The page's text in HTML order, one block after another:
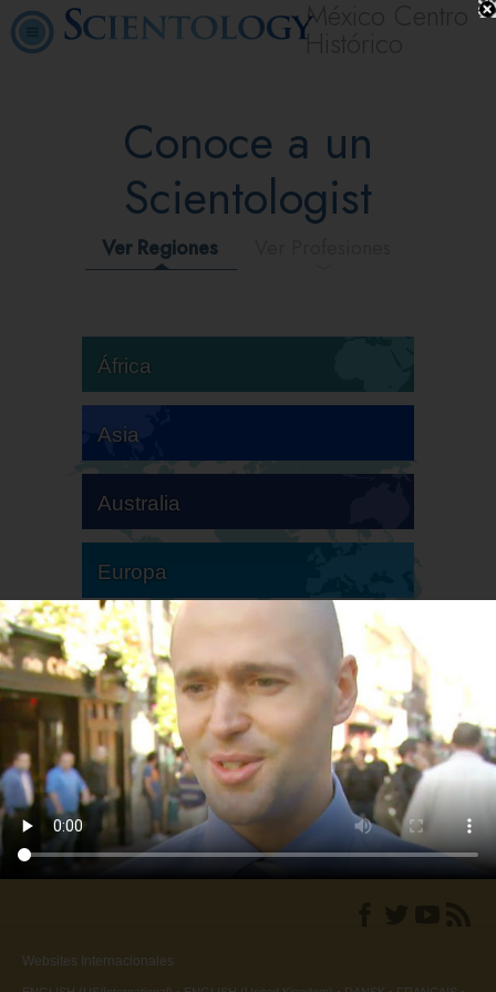
México Centro
Histórico
Conoce a un
Scientologist
Ver Regiones
África
Asia
Australia
Europa
Sudamérica
Norteamérica
Websites Internacionales